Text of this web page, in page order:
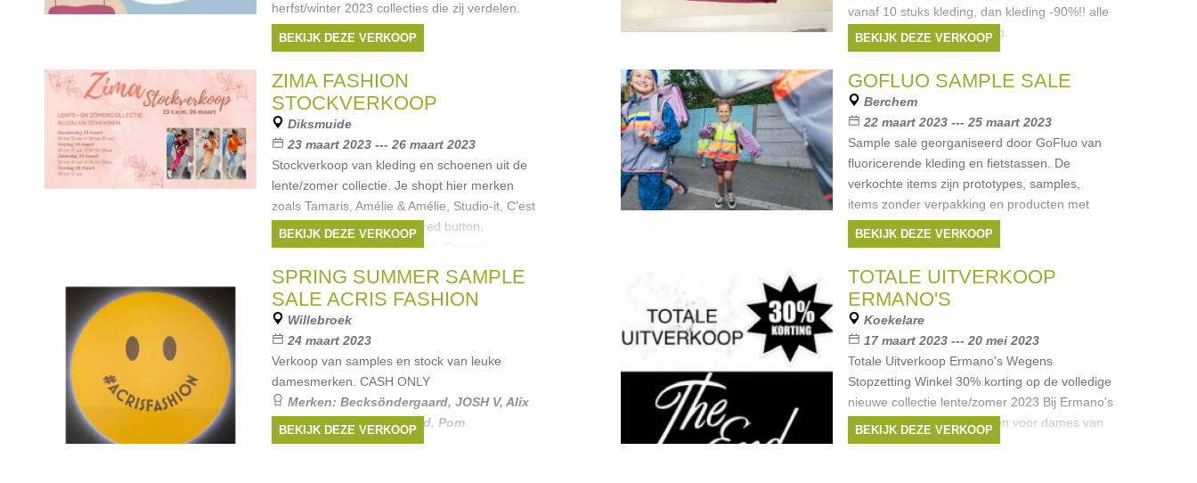
herfst/winter 2023 collecties die zij verdelen.
De deelnemende
BEKIJK DEZE VERKOOP
vanaf 10 stuks kleding, dan kleding -90%!! alle
seizoenen, ook feestkleding,
communiekleding. Vele merken: oa: strass,
blue bay, terre bleu, van hassels, maan,
Blue Bay
BEKIJK DEZE VERKOOP
ZIMA FASHION
STOCKVERKOOP
Diksmuide
23 maart 2023 --- 26 maart 2023
Stockverkoop van kleding en schoenen uit de
lente/zomer collectie. Je shopt hier merken
zoals Tamaris, Amélie & Amélie, Studio-it, C’est
Beau la Vie, Sophia Perla, red button,
Merken:Amelie & Amelie
Batida ,Toxik ,J&S Millenium , ...
BEKIJK DEZE VERKOOP
GOFLUO SAMPLE SALE
Berchem
22 maart 2023 --- 25 maart 2023
Sample sale georganiseerd door GoFluo van
fluoricerende kleding en fietstassen. De
verkochte items zijn prototypes, samples,
items zonder verpakking en producten met
kleine imperfecties.
BEKIJK DEZE VERKOOP
SPRING SUMMER SAMPLE
SALE ACRIS FASHION
Willebroek
24 maart 2023
Verkoop van samples en stock van leuke
damesmerken. CASH ONLY
Merken: Becksöndergaard, JOSH V, Alix
The Label,Yaya the Brand, Pom
Amsterdam, ...
BEKIJK DEZE VERKOOP
TOTALE UITVERKOOP
ERMANO'S
Koekelare
17 maart 2023 --- 20 mei 2023
Totale Uitverkoop Ermano's Wegens
Stopzetting Winkel 30% korting op de volledige
nieuwe collectie lente/zomer 2023 Bij Ermano's
shop je kleding en schoenen voor dames van
merken zoals Only,
BEKIJK DEZE VERKOOP